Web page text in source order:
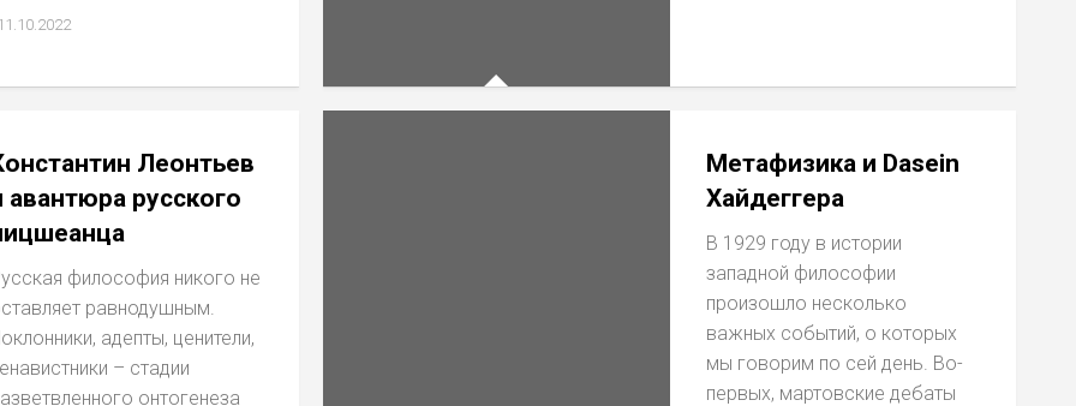
Леонтьев
авантюра русского
философия никого не
равнодушным.
адепты, ценители,
– стадии
онтогенеза
Метафизика и Dasein
Хайдеггера
В 1929 году в истории
западной философии
произошло несколько
важных событий, о которых
мы говорим по сей день. Во-
первых, мартовские дебаты